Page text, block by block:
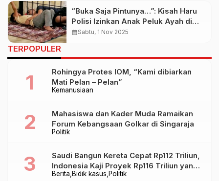
“Buka Saja Pintunya…”: Kisah Haru
Polisi Izinkan Anak Peluk Ayah di
Balik Jeruji
calendar_monthSabtu, 1 Nov 2025
TERPOPULER
Kemanusiaan
Rohingya Protes IOM, “Kami dibiarkan
Mati Pelan – Pelan”
Politik
Mahasiswa dan Kader Muda Ramaikan
Forum Kebangsaan Golkar di Singaraja
Berita Bidik kasus Politik
Saudi Bangun Kereta Cepat Rp112 Triliun,
Indonesia Kaji Proyek Rp116 Triliun yang
Baru Sampai Bandung